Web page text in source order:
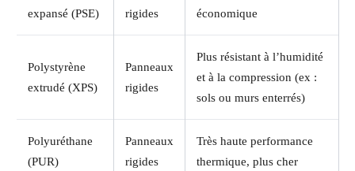
expansé (PSE)
rigides
économique
Polystyrène
extrudé (XPS)
Panneaux
rigides
Plus résistant à l’humidité
et à la compression (ex :
sols ou murs enterrés)
Polyuréthane
(PUR)
Panneaux
rigides
Très haute performance
thermique, plus cher